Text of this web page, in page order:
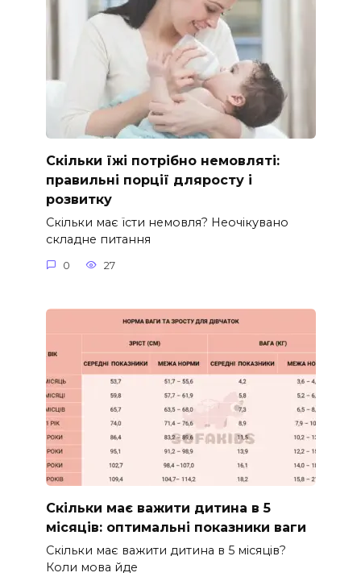
Скільки їжі потрібно немовляті:
правильні порції дляросту і
розвитку
Скільки має їсти немовля? Неочікувано
складне питання
0 27
Скільки має важити дитина в 5
місяців: оптимальні показники ваги
Скільки має важити дитина в 5 місяців?
Коли мова йде